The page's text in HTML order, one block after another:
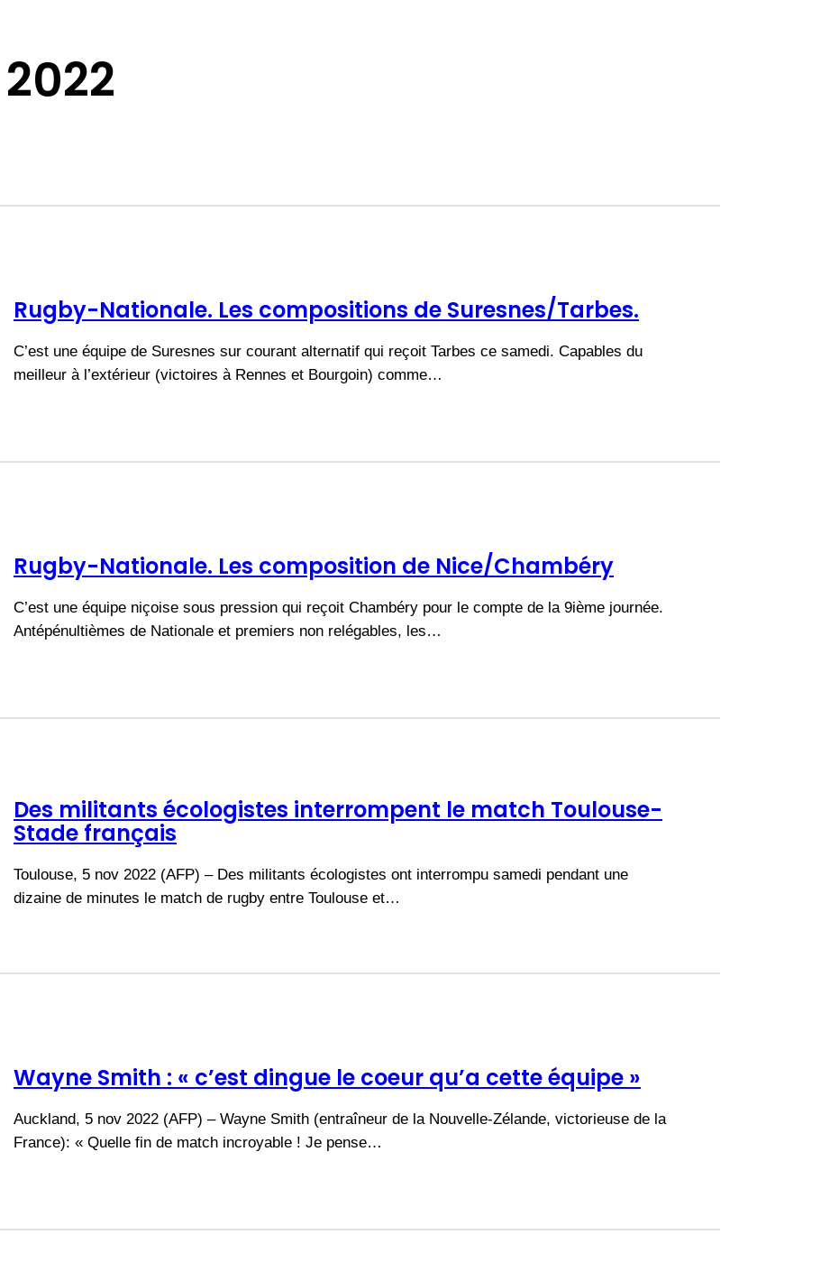
Rugby-Nationale. Les compositions de Suresnes/Tarbes.
C’est une équipe de Suresnes sur courant alternatif qui reçoit Tarbes ce samedi. Capables du
meilleur à l’extérieur (victoires à Rennes et Bourgoin) comme…
Rugby-Nationale. Les composition de Nice/Chambéry
C’est une équipe niçoise sous pression qui reçoit Chambéry pour le compte de la 9ième journée.
Antépénultièmes de Nationale et premiers non relégables, les…
Des militants écologistes interrompent le match Toulouse-
Stade français
Toulouse, 5 nov 2022 (AFP) – Des militants écologistes ont interrompu samedi pendant une
dizaine de minutes le match de rugby entre Toulouse et…
Wayne Smith : « c’est dingue le coeur qu’a cette équipe »
Auckland, 5 nov 2022 (AFP) – Wayne Smith (entraîneur de la Nouvelle-Zélande, victorieuse de la
France): « Quelle fin de match incroyable ! Je pense…